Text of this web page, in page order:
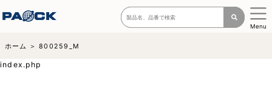
Menu
ホーム 800259_M
index.php